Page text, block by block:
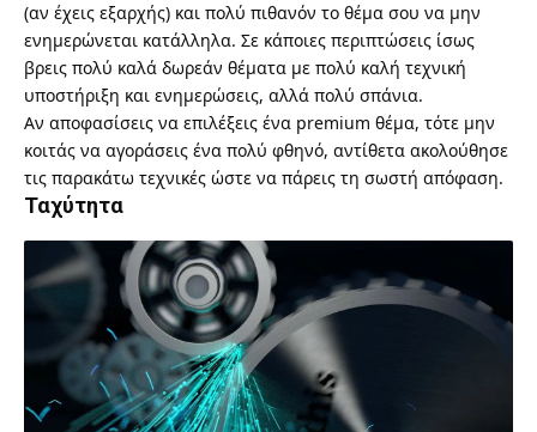
(αν έχεις εξαρχής) και πολύ πιθανόν το θέμα σου να μην
ενημερώνεται κατάλληλα. Σε κάποιες περιπτώσεις ίσως
βρεις πολύ καλά δωρεάν θέματα με πολύ καλή τεχνική
υποστήριξη και ενημερώσεις, αλλά πολύ σπάνια.
Αν αποφασίσεις να επιλέξεις ένα premium θέμα, τότε μην
κοιτάς να αγοράσεις ένα πολύ φθηνό, αντίθετα ακολούθησε
τις παρακάτω τεχνικές ώστε να πάρεις τη σωστή απόφαση.
Ταχύτητα